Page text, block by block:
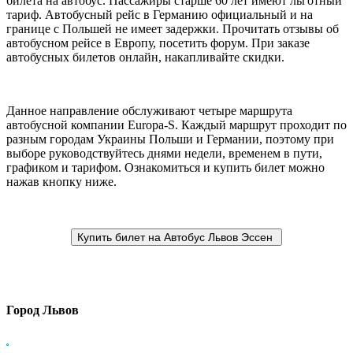
тариф. Автобусный рейс в Германию официальный и на
границе с Польшей не имеет задержки. Прочитать отзывы об
автобусном рейсе в Европу, посетить форум. При заказе
автобусных билетов онлайн, накапливайте скидки.
Данное направление обслуживают четыре маршрута
автобусной компании Europa-S. Каждый маршрут проходит по
разным городам Украины Польши и Германии, поэтому при
выборе руководствуйтесь днями недели, временем в пути,
графиком и тарифом. Ознакомиться и купить билет можно
нажав кнопку ниже.
Город Львов